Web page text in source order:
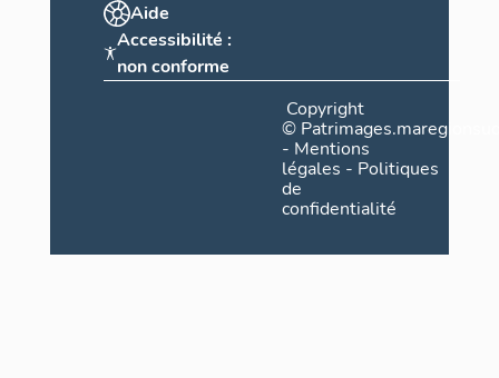
Aide
Accessibilité :
non conforme
Copyright
©
- Mentions
légales - Politiques
de
confidentialité